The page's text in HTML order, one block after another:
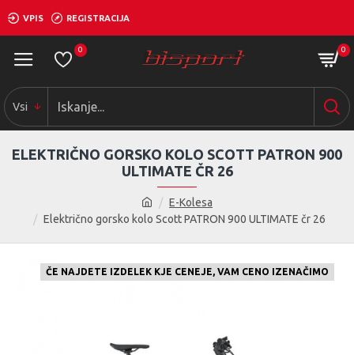
VPIS REGISTRACIJA
0 0
Vsi
E-Kolesa
Električno gorsko kolo Scott PATRON 900 ULTIMATE čr 26
ELEKTRIČNO GORSKO KOLO SCOTT PATRON 900
ULTIMATE ČR 26
ČE NAJDETE IZDELEK KJE CENEJE, VAM CENO IZENAČIMO